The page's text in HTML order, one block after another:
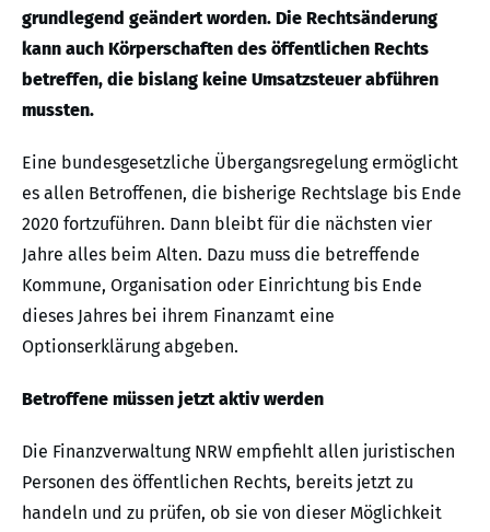
grundlegend geändert worden. Die Rechtsänderung
kann auch Körperschaften des öffentlichen Rechts
betreffen, die bislang keine Umsatzsteuer abführen
mussten.
Eine bundesgesetzliche Übergangsregelung ermöglicht
es allen Betroffenen, die bisherige Rechtslage bis Ende
2020 fortzuführen. Dann bleibt für die nächsten vier
Jahre alles beim Alten. Dazu muss die betreffende
Kommune, Organisation oder Einrichtung bis Ende
dieses Jahres bei ihrem Finanzamt eine
Optionserklärung abgeben.
Betroffene müssen jetzt aktiv werden
Die Finanzverwaltung NRW empfiehlt allen juristischen
Personen des öffentlichen Rechts, bereits jetzt zu
handeln und zu prüfen, ob sie von dieser Möglichkeit